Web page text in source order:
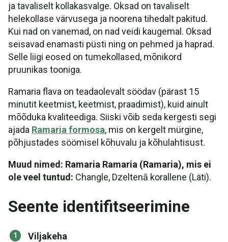
ja tavaliselt kollakasvalge. Oksad on tavaliselt
helekollase värvusega ja noorena tihedalt pakitud.
Kui nad on vanemad, on nad veidi kaugemal. Oksad
seisavad enamasti püsti ning on pehmed ja haprad.
Selle liigi eosed on tumekollased, mõnikord
pruunikas tooniga.
Ramaria flava on teadaolevalt söödav (pärast 15
minutit keetmist, keetmist, praadimist), kuid ainult
mõõduka kvaliteediga. Siiski võib seda kergesti segi
ajada Ramaria formosa, mis on kergelt mürgine,
põhjustades söömisel kõhuvalu ja kõhulahtisust.
Muud nimed: Ramaria Ramaria (Ramaria), mis ei
ole veel tuntud: Changle, Dzeltenā korallene (Läti).
Seente identifitseerimine
Viljakeha